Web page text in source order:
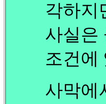
각하지
사실은
조건에
사막에